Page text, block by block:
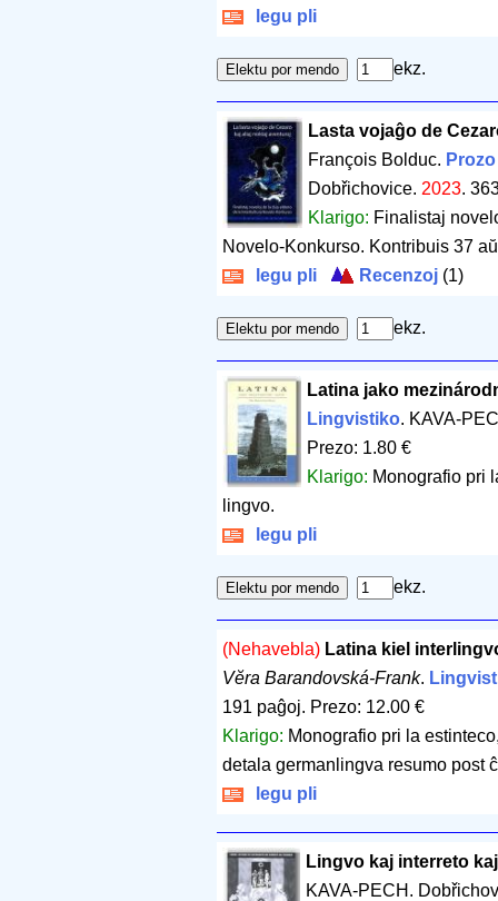
legu pli
ekz.
Lasta vojaĝo de
François Bolduc.
Dobřichovice. 2023.
Klarigo: Finalistaj
Novelo-Konkurso. Kontribuis 37
legu pli
Recenzoj (1)
ekz.
Latina jako
Lingvistiko. KAVA-
Prezo: 1.80 €
Klarigo: Monografio pri
lingvo.
legu pli
ekz.
(Nehavebla) Latina kiel
Vĕra Barandovská-Frank.
191 paĝoj. Prezo: 12.00 €
Klarigo: Monografio pri la
detala germanlingva resumo post
legu pli
Lingvo kaj interreto
KAVA-PECH.